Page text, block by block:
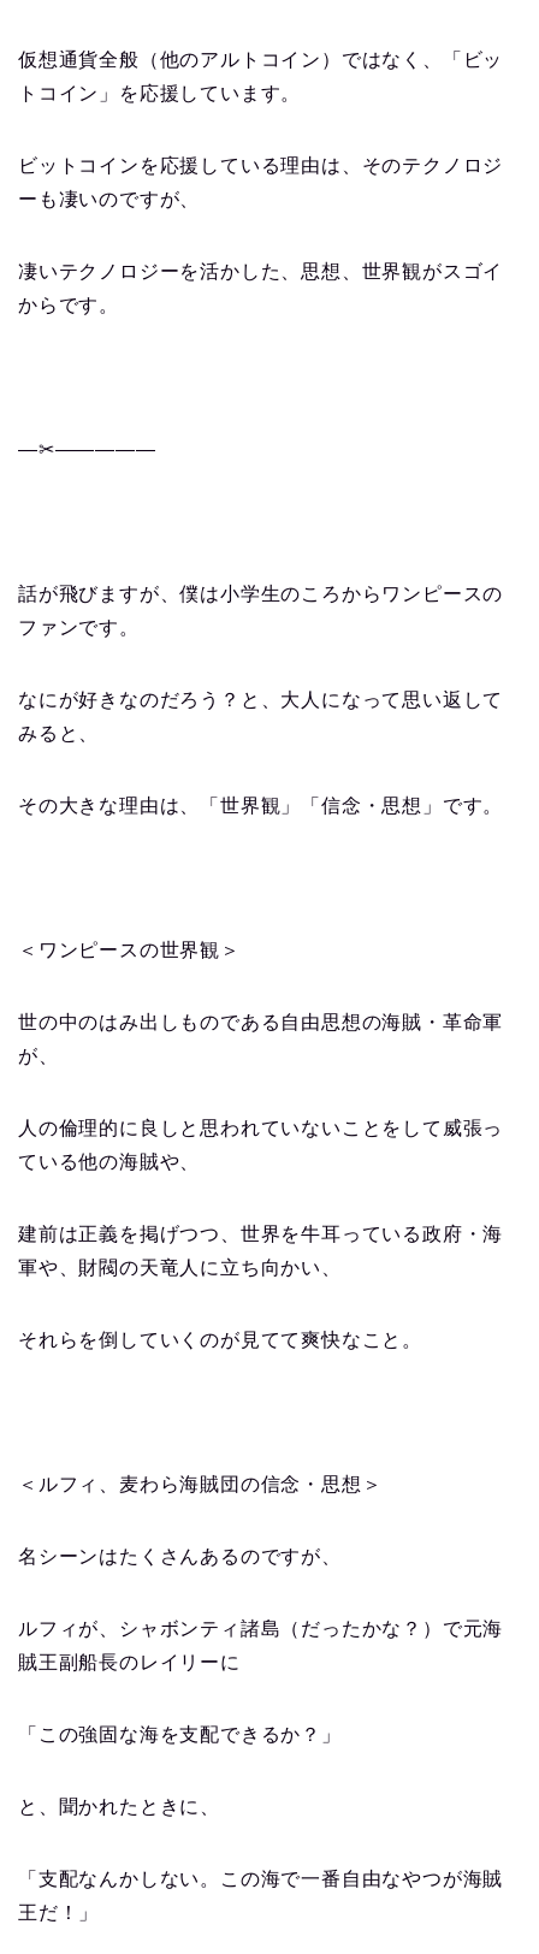
仮想通貨全般（他のアルトコイン）ではなく、「ビッ
トコイン」を応援しています。
ビットコインを応援している理由は、そのテクノロジ
ーも凄いのですが、
凄いテクノロジーを活かした、思想、世界観がスゴイ
からです。
—✂︎—————
話が飛びますが、僕は小学生のころからワンピースの
ファンです。
なにが好きなのだろう？と、大人になって思い返して
みると、
その大きな理由は、「世界観」「信念・思想」です。
＜ワンピースの世界観＞
世の中のはみ出しものである自由思想の海賊・革命軍
が、
人の倫理的に良しと思われていないことをして威張っ
ている他の海賊や、
建前は正義を掲げつつ、世界を牛耳っている政府・海
軍や、財閥の天竜人に立ち向かい、
それらを倒していくのが見てて爽快なこと。
＜ルフィ、麦わら海賊団の信念・思想＞
名シーンはたくさんあるのですが、
ルフィが、シャボンティ諸島（だったかな？）で元海
賊王副船長のレイリーに
「この強固な海を支配できるか？」
と、聞かれたときに、
「支配なんかしない。この海で一番自由なやつが海賊
王だ！」